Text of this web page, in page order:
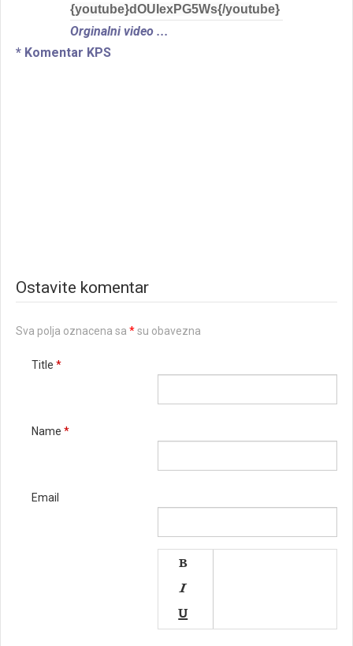
{youtube}dOUIexPG5Ws{/youtube}
Orginalni video ...
* Komentar KPS
Ostavite komentar
Sva polja oznacena sa *su obavezna
Title *
Name *
Email


